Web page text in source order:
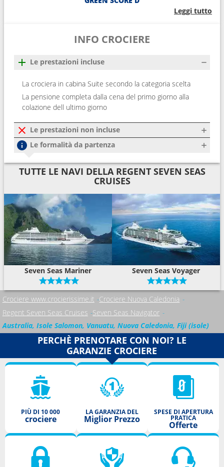
Leggi tutto
INFO CROCIERE
Le prestazioni incluse
La crociera in cabina Suite secondo la categoria scelta
La pensione completa dalla cena del primo giorno alla
colazione dell ultimo giorno
Le prestazioni non incluse
Le formalità da partenza
TUTTE LE NAVI DELLA REGENT SEVEN SEAS
CRUISES
Seven Seas Mariner Seven Seas Voyager
Crociere www.crocierissime.it Crociere Nuova Caledonia
Regent Seven Seas Cruises Seven Seas Navigator
Australia, Isole Salomon, Vanuatu, Nuova Caledonia, Fiji (isole)
PERCHÈ PRENOTARE CON NOI? LE
GARANZIE CROCIERE
PIÙ DI 10 000
crociere
LA GARANZIA DEL
Miglior Prezzo
SPESE DI APERTURA
PRATICA
Offerte